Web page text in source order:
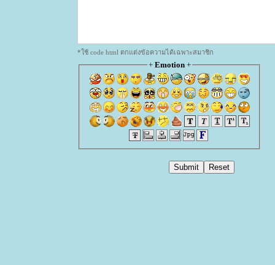
*ใช้ code html ตกแต่งข้อความได้เฉพาะสมาชิก
+ Emotion+